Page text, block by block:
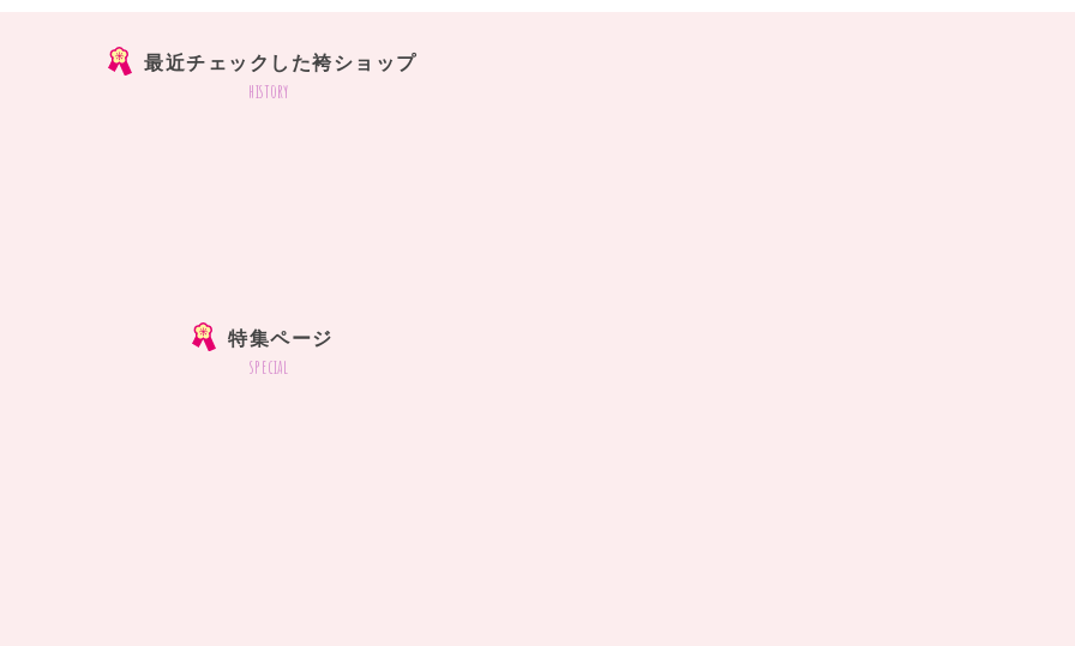
最近チェックした袴ショップ
history
特集ページ
special